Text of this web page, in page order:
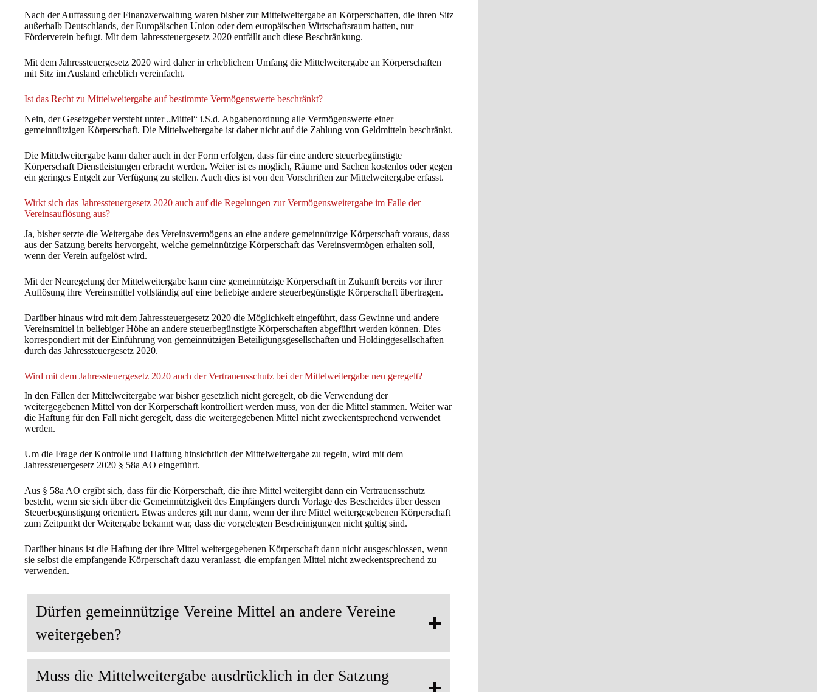
Nach der Auffassung der Finanzverwaltung waren bisher zur Mittelweitergabe an Körperschaften, die ihren Sitz
außerhalb Deutschlands, der Europäischen Union oder dem europäischen Wirtschaftsraum hatten, nur
Förderverein befugt. Mit dem Jahressteuergesetz 2020 entfällt auch diese Beschränkung.
Mit dem Jahressteuergesetz 2020 wird daher in erheblichem Umfang die Mittelweitergabe an Körperschaften
mit Sitz im Ausland erheblich vereinfacht.
Ist das Recht zu Mittelweitergabe auf bestimmte Vermögenswerte beschränkt?
Nein, der Gesetzgeber versteht unter „Mittel“ i.S.d. Abgabenordnung alle Vermögenswerte einer
gemeinnützigen Körperschaft. Die Mittelweitergabe ist daher nicht auf die Zahlung von Geldmitteln beschränkt.
Die Mittelweitergabe kann daher auch in der Form erfolgen, dass für eine andere steuerbegünstigte
Körperschaft Dienstleistungen erbracht werden. Weiter ist es möglich, Räume und Sachen kostenlos oder gegen
ein geringes Entgelt zur Verfügung zu stellen. Auch dies ist von den Vorschriften zur Mittelweitergabe erfasst.
Wirkt sich das Jahressteuergesetz 2020 auch auf die Regelungen zur Vermögensweitergabe im Falle der
Vereinsauflösung aus?
Ja, bisher setzte die Weitergabe des Vereinsvermögens an eine andere gemeinnützige Körperschaft voraus, dass
aus der Satzung bereits hervorgeht, welche gemeinnützige Körperschaft das Vereinsvermögen erhalten soll,
wenn der Verein aufgelöst wird.
Mit der Neuregelung der Mittelweitergabe kann eine gemeinnützige Körperschaft in Zukunft bereits vor ihrer
Auflösung ihre Vereinsmittel vollständig auf eine beliebige andere steuerbegünstigte Körperschaft übertragen.
Darüber hinaus wird mit dem Jahressteuergesetz 2020 die Möglichkeit eingeführt, dass Gewinne und andere
Vereinsmittel in beliebiger Höhe an andere steuerbegünstigte Körperschaften abgeführt werden können. Dies
korrespondiert mit der Einführung von gemeinnützigen Beteiligungsgesellschaften und Holdinggesellschaften
durch das Jahressteuergesetz 2020.
Wird mit dem Jahressteuergesetz 2020 auch der Vertrauensschutz bei der Mittelweitergabe neu geregelt?
In den Fällen der Mittelweitergabe war bisher gesetzlich nicht geregelt, ob die Verwendung der
weitergegebenen Mittel von der Körperschaft kontrolliert werden muss, von der die Mittel stammen. Weiter war
die Haftung für den Fall nicht geregelt, dass die weitergegebenen Mittel nicht zweckentsprechend verwendet
werden.
Um die Frage der Kontrolle und Haftung hinsichtlich der Mittelweitergabe zu regeln, wird mit dem
Jahressteuergesetz 2020 § 58a AO eingeführt.
Aus § 58a AO ergibt sich, dass für die Körperschaft, die ihre Mittel weitergibt dann ein Vertrauensschutz
besteht, wenn sie sich über die Gemeinnützigkeit des Empfängers durch Vorlage des Bescheides über dessen
Steuerbegünstigung orientiert. Etwas anderes gilt nur dann, wenn der ihre Mittel weitergegebenen Körperschaft
zum Zeitpunkt der Weitergabe bekannt war, dass die vorgelegten Bescheinigungen nicht gültig sind.
Darüber hinaus ist die Haftung der ihre Mittel weitergegebenen Körperschaft dann nicht ausgeschlossen, wenn
sie selbst die empfangende Körperschaft dazu veranlasst, die empfangen Mittel nicht zweckentsprechend zu
verwenden.
Dürfen gemeinnützige Vereine Mittel an andere Vereine
weitergeben?
Muss die Mittelweitergabe ausdrücklich in der Satzung